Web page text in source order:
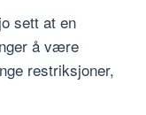
sett at en
å være
restriksjoner,